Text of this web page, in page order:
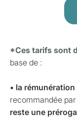
*Ces tarifs sont
base de :
• la
recommandée par
reste une